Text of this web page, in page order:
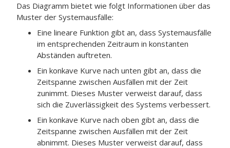
Das Diagramm bietet wie folgt Informationen über das
Muster der Systemausfälle:
Eine lineare Funktion gibt an, dass Systemausfälle
im entsprechenden Zeitraum in konstanten
Abständen auftreten.
Ein konkave Kurve nach unten gibt an, dass die
Zeitspanne zwischen Ausfällen mit der Zeit
zunimmt. Dieses Muster verweist darauf, dass
sich die Zuverlässigkeit des Systems verbessert.
Ein konkave Kurve nach oben gibt an, dass die
Zeitspanne zwischen Ausfällen mit der Zeit
abnimmt. Dieses Muster verweist darauf, dass